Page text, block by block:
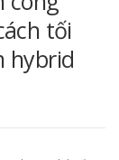
tối
hybrid